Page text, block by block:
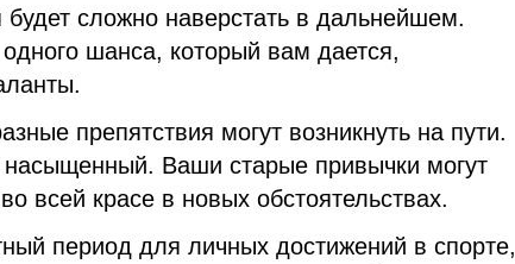
будет сложно наверстать в дальнейшем.
шанса, который вам дается,
препятствия могут возникнуть на пути.
Ваши старые привычки могут
всей красе в новых обстоятельствах.
период для личных достижений в спорте,